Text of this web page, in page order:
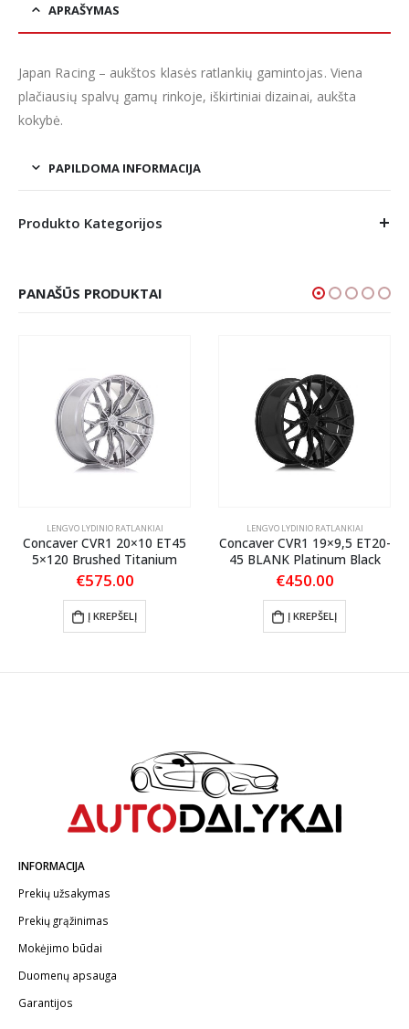
APRAŠYMAS
Japan Racing – aukštos klasės ratlankių gamintojas. Viena
plačiausių spalvų gamų rinkoje, iškirtiniai dizainai, aukšta
kokybė.
PAPILDOMA INFORMACIJA
Produkto Kategorijos
PANAŠŪS PRODUKTAI
LENGVO LYDINIO RATLANKIAI
Concaver CVR1 20×10 ET45
5×120 Brushed Titanium
€575.00
Į KREPŠELĮ
LENGVO LYDINIO RATLANKIAI
Concaver CVR1 19×9,5 ET20-
45 BLANK Platinum Black
€450.00
Į KREPŠELĮ
INFORMACIJA
Prekių užsakymas
Prekių grąžinimas
Mokėjimo būdai
Duomenų apsauga
Garantijos